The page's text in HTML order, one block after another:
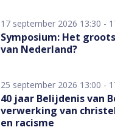
17 september 2026 13:30 -
Symposium: Het
van Nederland?
25 september 2026 13:00 -
40 jaar Belijdenis van
verwerking van
en racisme